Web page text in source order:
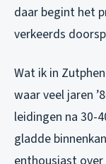
daar begint het
verkeerds
Wat ik in
waar veel jaren
leidingen na 30-
gladde